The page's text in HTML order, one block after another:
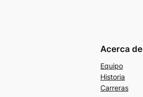
Acerca de
Equipo
Historia
Carreras